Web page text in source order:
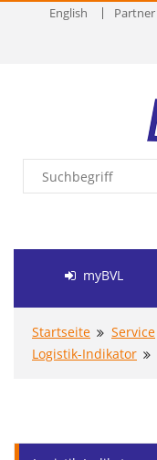
English Partner
myBVL
Startseite Service
Logistik-Indikator